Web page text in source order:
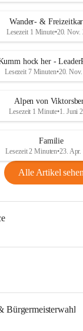
Wander- &
Lesezeit 1 Minute•20. Nov.
hock her -
Lesezeit 7 Minuten•20.
Alpen von
Lesezeit 1 Minute•1. Juni
Familie
Lesezeit 2 Minuten•23. Apr.
Alle Artikel sehen
Bürgermeisterwahl